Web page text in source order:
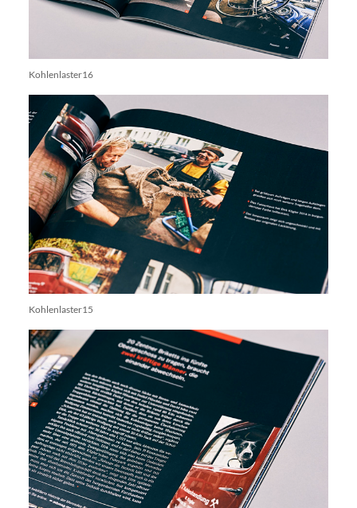
Kohlenlaster16
Kohlenlaster15